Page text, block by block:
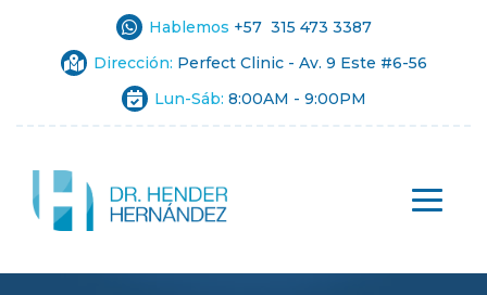
Hablemos +57 315 473 3387
Dirección: Perfect Clinic - Av. 9 Este #6-56
Lun-Sáb: 8:00AM - 9:00PM